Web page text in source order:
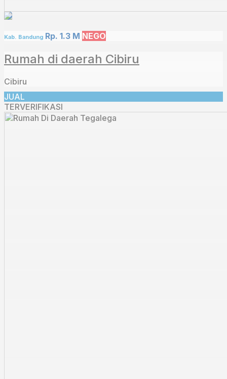
Kab. Bandung Rp. 1.3 M NEGO
Rumah di daerah Cibiru
Cibiru
JUAL
TERVERIFIKASI